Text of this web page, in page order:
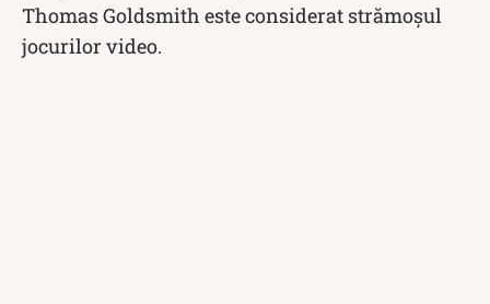
Thomas Goldsmith este considerat strămoșul
jocurilor video.